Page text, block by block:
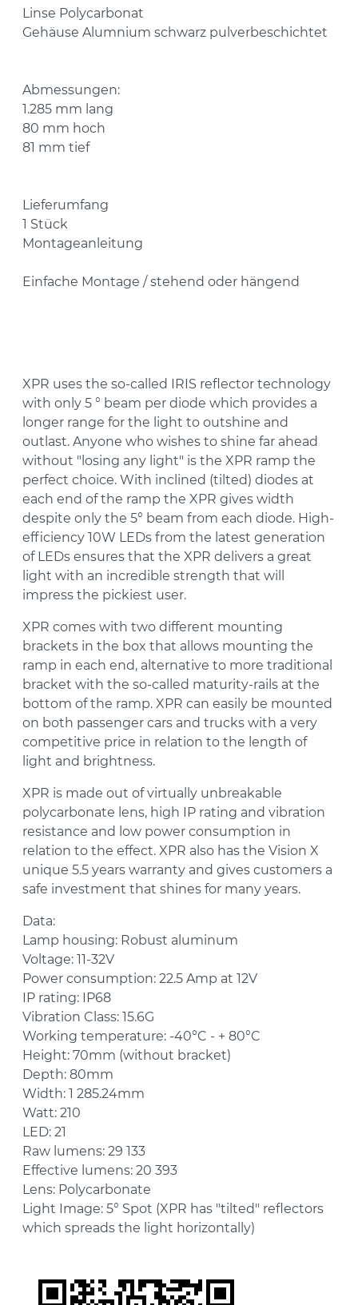
Linse Polycarbonat
Gehäuse Alumnium schwarz pulverbeschichtet
Abmessungen:
1.285 mm lang
80 mm hoch
81 mm tief
Lieferumfang
1 Stück
Montageanleitung
Einfache Montage / stehend oder hängend
XPR uses the so-called IRIS reflector technology
with only 5 ° beam per diode which provides a
longer range for the light to outshine and
outlast. Anyone who wishes to shine far ahead
without "losing any light" is the XPR ramp the
perfect choice. With inclined (tilted) diodes at
each end of the ramp the XPR gives width
despite only the 5° beam from each diode. High-
efficiency 10W LEDs from the latest generation
of LEDs ensures that the XPR delivers a great
light with an incredible strength that will
impress the pickiest user.
XPR comes with two different mounting
brackets in the box that allows mounting the
ramp in each end, alternative to more traditional
bracket with the so-called maturity-rails at the
bottom of the ramp. XPR can easily be mounted
on both passenger cars and trucks with a very
competitive price in relation to the length of
light and brightness.
XPR is made out of virtually unbreakable
polycarbonate lens, high IP rating and vibration
resistance and low power consumption in
relation to the effect. XPR also has the Vision X
unique 5.5 years warranty and gives customers a
safe investment that shines for many years.
Data:
Lamp housing: Robust aluminum
Voltage: 11-32V
Power consumption: 22.5 Amp at 12V
IP rating: IP68
Vibration Class: 15.6G
Working temperature: -40°C - + 80°C
Height: 70mm (without bracket)
Depth: 80mm
Width: 1 285.24mm
Watt: 210
LED: 21
Raw lumens: 29 133
Effective lumens: 20 393
Lens: Polycarbonate
Light Image: 5° Spot (XPR has "tilted" reflectors
which spreads the light horizontally)